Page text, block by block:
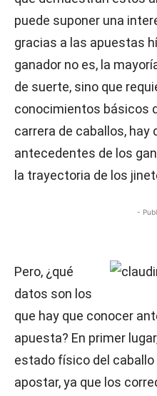
puede suponer una
gracias a las apuestas
ganador no es, la
de suerte, sino que
conocimientos básicos
carrera de caballos, hay
antecedentes de los
la trayectoria de los
-
Pero, ¿qué
datos son los
que hay que conocer
apuesta? En primer
estado físico del caballo
apostar, ya que los